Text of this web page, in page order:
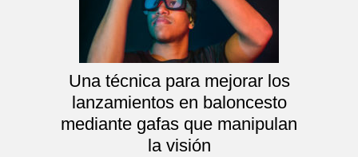
Una técnica para mejorar los
lanzamientos en baloncesto
mediante gafas que manipulan
la visión